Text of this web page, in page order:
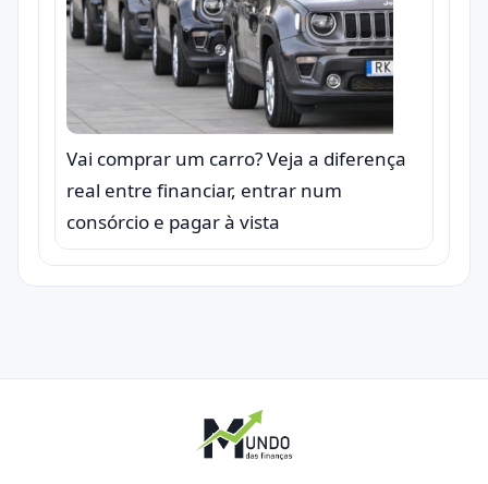
Vai comprar um carro? Veja a diferença
real entre financiar, entrar num
consórcio e pagar à vista